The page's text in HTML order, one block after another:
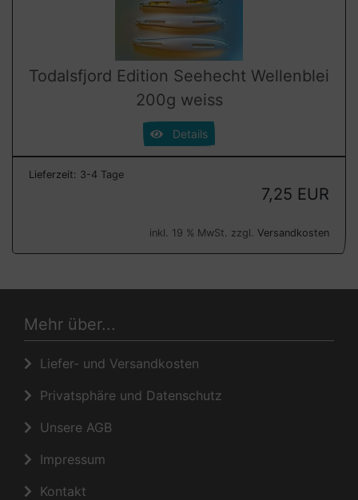
Todalsfjord Edition Seehecht Wellenblei
200g weiss
Details
Lieferzeit: 3-4 Tage
7,25 EUR
inkl. 19 % MwSt. zzgl. Versandkosten
Mehr über...
Liefer- und Versandkosten
Privatsphäre und Datenschutz
Unsere AGB
Impressum
Kontakt